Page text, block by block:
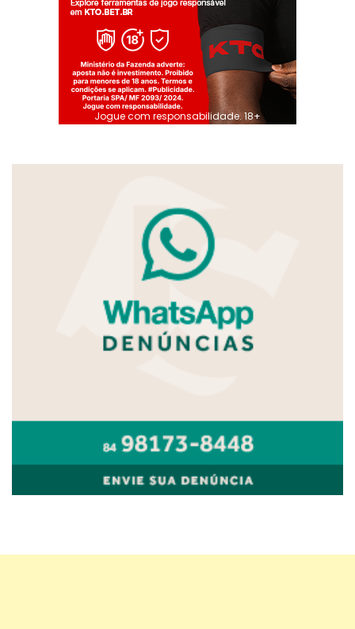
Jogue com responsabilidade. 18+